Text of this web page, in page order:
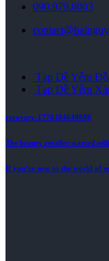
090.979.8003
Tạp Dề Yếm
Tạp Dề Yếm
recovery-1778184640888
The beauty retailer started
If you’re new to the world of